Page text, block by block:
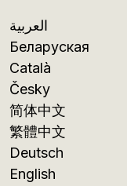
العربية
Беларуская
Català
Česky
简体中文
繁體中文
Deutsch
English